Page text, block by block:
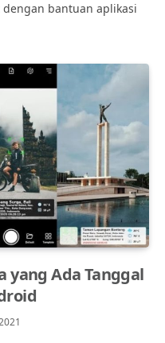
bantuan aplikasi
yang Ada Tanggal